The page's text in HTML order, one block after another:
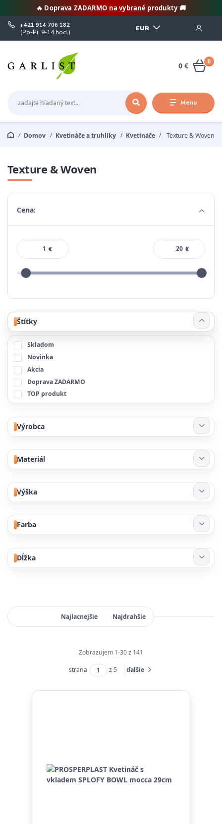
🔥 Doprava ZADARMO na vybrané produkty 🚚
Menu
EUR
+421 914 706 182
(Po-Pi, 9-14 hod.)
0
0 €
Domov Kvetináče a truhlíky Kvetináče Texture & Woven
Texture & Woven
Cena:
€ €
Štítky
Skladom
Novinka
Akcia
Doprava ZADARMO
TOP produkt
Výrobca
Materiál
Výška
Farba
Dĺžka
Najlacnejšie Najdrahšie
Zobrazujem 1-30 z 141
strana z 5 ďalšie